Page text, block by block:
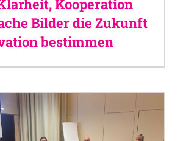
Kooperation
Bilder die Zukunft
bestimmen